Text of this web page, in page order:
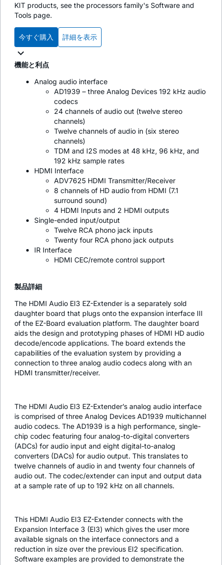
KIT products, see the processors family's Software and
Tools page.
今すぐ購入 詳細を表示
機能と利点
Analog audio interface
AD1939 – three Analog Devices 192 kHz audio
codecs
24 channels of audio out (twelve stereo
channels)
Twelve channels of audio in (six stereo
channels)
TDM and I2S modes at 48 kHz, 96 kHz, and
192 kHz sample rates
HDMI Interface
ADV7625 HDMI Transmitter/Receiver
8 channels of HD audio from HDMI (7.1
surround sound)
4 HDMI Inputs and 2 HDMI outputs
Single-ended input/output
Twelve RCA phono jack inputs
Twenty four RCA phono jack outputs
IR Interface
HDMI CEC/remote control support
製品詳細
The HDMI Audio EI3 EZ-Extender is a separately sold
daughter board that plugs onto the expansion interface III
of the EZ-Board evaluation platform. The daughter board
aids the design and prototyping phases of HDMI HD audio
decode/encode applications. The board extends the
capabilities of the evaluation system by providing a
connection to three analog audio codecs along with an
HDMI transmitter/receiver.
The HDMI Audio EI3 EZ-Extender’s analog audio interface
is comprised of three Analog Devices AD1939 multichannel
audio codecs. The AD1939 is a high performance, single-
chip codec featuring four analog-to-digital converters
(ADCs) for audio input and eight digital-to-analog
converters (DACs) for audio output. This translates to
twelve channels of audio in and twenty four channels of
audio out. The codec/extender can input and output data
at a sample rate of up to 192 kHz on all channels.
This HDMI Audio EI3 EZ-Extender connects with the
Expansion Interface 3 (EI3) which gives the user more
available signals on the interface connectors and a
reduction in size over the previous EI2 specification.
Software examples are provided to demonstrate the